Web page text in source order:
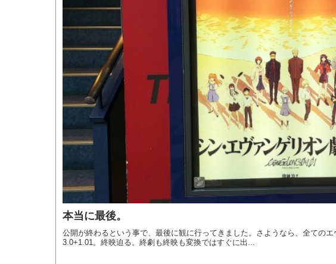
本当に最後。
公開が終わるという事で、最後に観に行ってきました。さようなら、全ての
3.0+1.01。終映迫る。終劇も終映も変換ではすぐに出...